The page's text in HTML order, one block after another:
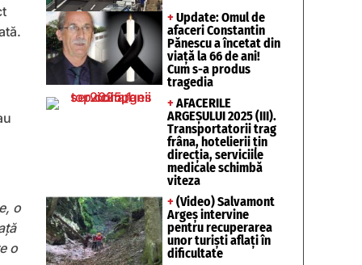
o
o
+ Update: Omul de
afaceri Constantin
Pănescu a încetat din
viață la 66 de ani!
Cum s-a produs
tragedia
+ AFACERILE
ARGEȘULUI 2025 (III).
Transportatorii trag
frâna, hotelierii țin
direcția, serviciile
medicale schimbă
viteza
+ (Video) Salvamont
Argeș intervine
pentru recuperarea
unor turişti aflaţi în
dificultate